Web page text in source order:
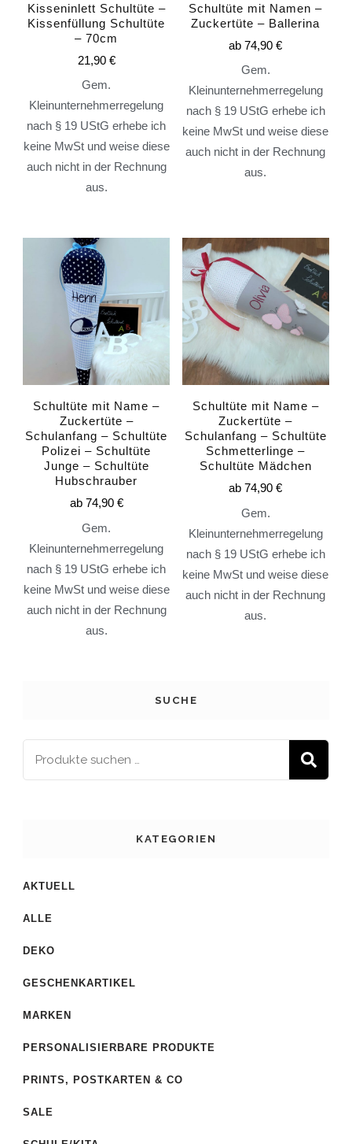
Kisseninlett Schultüte –
Kissenfüllung Schultüte
– 70cm
21,90 €
Gem.
Kleinunternehmerregelung
nach § 19 UStG erhebe ich
keine MwSt und weise diese
auch nicht in der Rechnung
aus.
Schultüte mit Namen –
Zuckertüte – Ballerina
ab74,90€
Gem.
Kleinunternehmerregelung
nach § 19 UStG erhebe ich
keine MwSt und weise diese
auch nicht in der Rechnung
aus.
Schultüte mit Name –
Zuckertüte –
Schulanfang – Schultüte
Polizei – Schultüte
Junge – Schultüte
Hubschrauber
ab 74,90 €
Gem.
Kleinunternehmerregelung
nach § 19 UStG erhebe ich
keine MwSt und weise diese
auch nicht in der Rechnung
aus.
Schultüte mit Name –
Zuckertüte –
Schulanfang – Schultüte
Schmetterlinge –
Schultüte Mädchen
ab74,90€
Gem.
Kleinunternehmerregelung
nach § 19 UStG erhebe ich
keine MwSt und weise diese
auch nicht in der Rechnung
aus.
SUCHE
KATEGORIEN
AKTUELL
ALLE
DEKO
GESCHENKARTIKEL
MARKEN
PERSONALISIERBARE PRODUKTE
PRINTS, POSTKARTEN & CO
SALE